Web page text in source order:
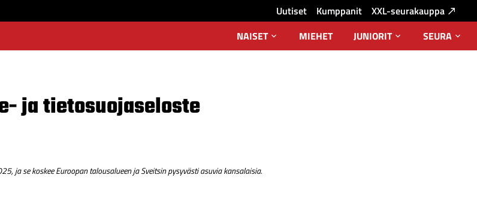
Uutiset Kumppanit XXL-seurakauppa
NAISET
Avaa
MIEHET
JUNIORIT
Avaa
SEURA
Avaa
ja tietosuojaseloste
ja se koskee Euroopan talousalueen ja Sveitsin pysyvästi asuvia kansalaisia.